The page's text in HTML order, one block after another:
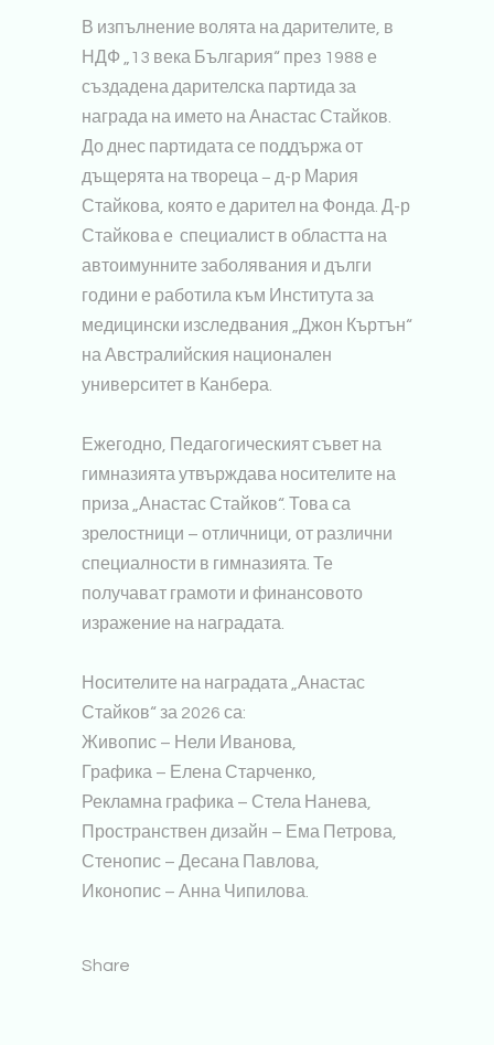
В изпълнение волята на дарителите, в
НДФ „13 века България“ през 1988 е
създадена дарителска партида за
награда на името на Анастас Стайков.
До днес партидата се поддържа от
дъщерята на твореца − д-р Мария
Стайкова, която е дарител на Фонда. Д-р
Стайкова е специалист в областта на
автоимунните заболявания и дълги
години е работила към Института за
медицински изследвания „Джон Къртън“
на Австралийския национален
университет в Канбера.
Ежегодно, Педагогическият съвет на
гимназията утвърждава носителите на
приза „Анастас Стайков“. Това са
зрелостници – отличници, от различни
специалности в гимназията. Те
получават грамоти и финансовото
изражение на наградата.
Носителите на наградата „Анастас
Стайков“ за 2026 са:
Живопис – Нели Иванова,
Графика – Елена Старченко,
Рекламна графика – Стела Нанева,
Пространствен дизайн – Ема Петрова,
Стенопис – Десана Павлова,
Иконопис – Анна Чипилова.
Share